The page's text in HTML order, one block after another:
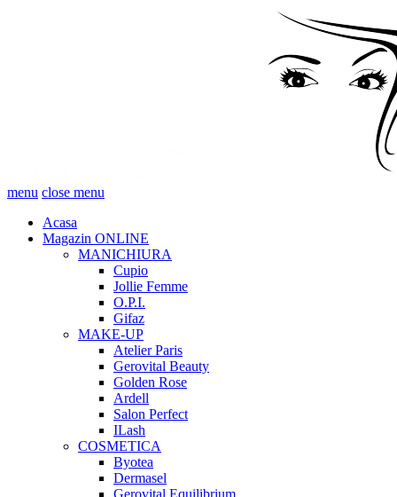
menu close menu
Acasa
Magazin ONLINE
MANICHIURA
Cupio
Jollie Femme
O.P.I.
Gifaz
MAKE-UP
Atelier Paris
Gerovital Beauty
Golden Rose
Ardell
Salon Perfect
ILash
COSMETICA
Byotea
Dermasel
Gerovital Equilibrium